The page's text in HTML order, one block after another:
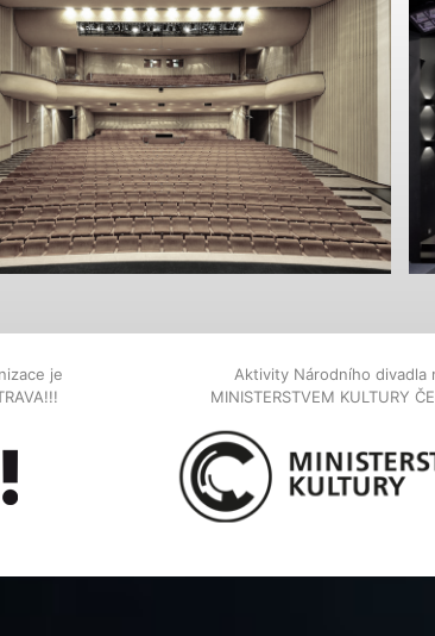
je
Aktivity Národního
MINISTERSTVEM KULTURY